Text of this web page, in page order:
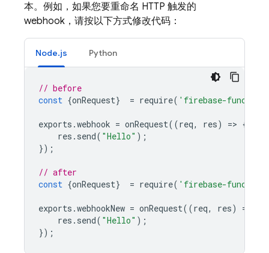
本。例如，如果您要重命名 HTTP 触发的
webhook，请按以下方式修改代码：
Node.js Python
// before
const {onRequest} = require( 'firebase-
exports .webhook = onRequest((req, res) => {
res . send( "Hello" );
});
// after
const {onRequest} = require( 'firebase-
exports .webhookNew = onRequest((req, res) =
res . send( "Hello" );
});